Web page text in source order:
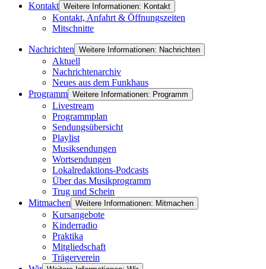
Kontakt Weitere Informationen: Kontakt
Kontakt, Anfahrt & Öffnungszeiten
Mitschnitte
Nachrichten Weitere Informationen: Nachrichten
Aktuell
Nachrichtenarchiv
Neues aus dem Funkhaus
Programm Weitere Informationen: Programm
Livestream
Programmplan
Sendungsübersicht
Playlist
Musiksendungen
Wortsendungen
Lokalredaktions-Podcasts
Über das Musikprogramm
Trug und Schein
Mitmachen Weitere Informationen: Mitmachen
Kursangebote
Kinderradio
Praktika
Mitgliedschaft
Trägerverein